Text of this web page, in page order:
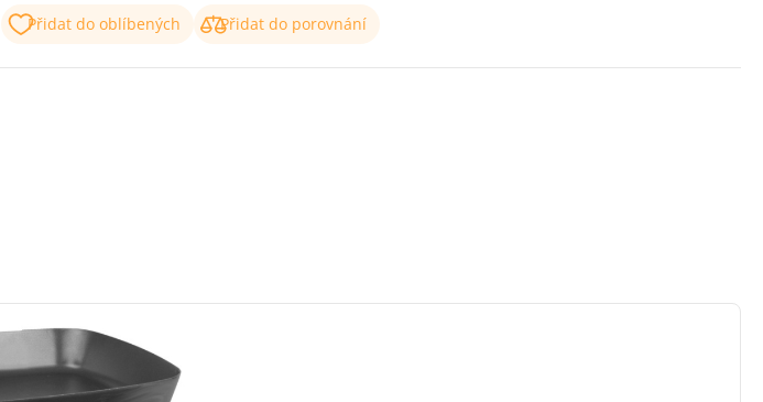
Přidat do oblíbených
Přidat do porovnání